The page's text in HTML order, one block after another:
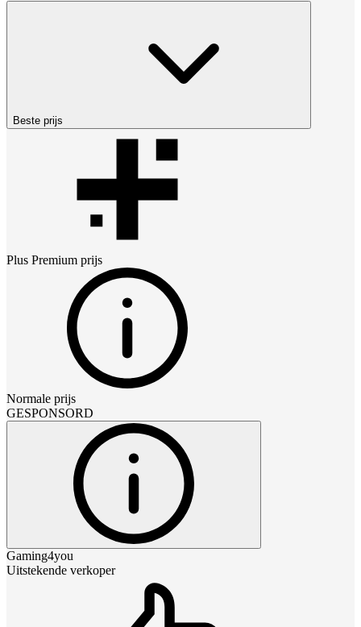
Beste prijs
Plus Premium prijs
Normale prijs
GESPONSORD
Gaming4you
Uitstekende verkoper